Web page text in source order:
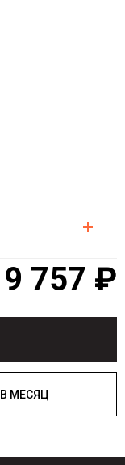
9 757 ₽
РАССРОЧКА ОТ 1000 РУБЛЕЙ В МЕСЯЦ